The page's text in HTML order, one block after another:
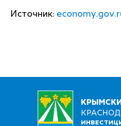
Источник: